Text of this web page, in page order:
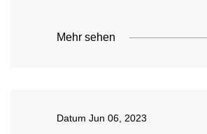
Mehr sehen
Datum Jun 06, 2023